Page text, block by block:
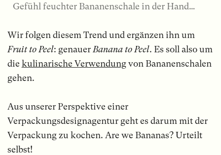
Gefühl feuchter Bananenschale in der Hand…
Wir folgen diesem Trend und ergänzen ihn um
Fruit to Peel: genauer Banana to Peel. Es soll also um
die kulinarische Verwendungvon Bananenschalen
gehen.
Aus unserer Perspektive einer
Verpackungsdesignagentur geht es darum mit der
Verpackung zu kochen. Are we Bananas? Urteilt
selbst!